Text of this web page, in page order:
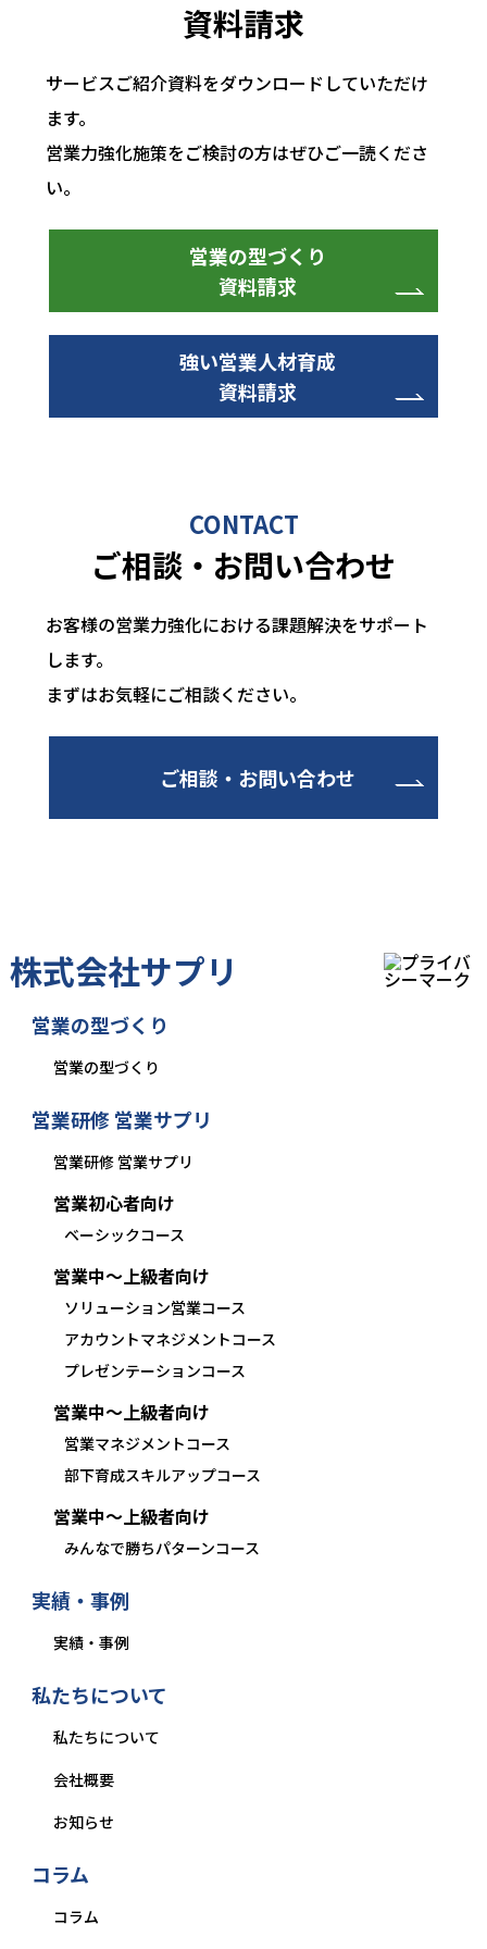
Cookieの使用を希望されない場合は、ご本人のブラ
拒否することができます。その場合、一部または全
部のサービスがご利用できなくなることがありま
す。
資料請求
サービスご紹介資料をダウンロードしていただけ
ます。
営業力強化施策をご検討の方はぜひご一読くださ
い。
営業の型づくり
資料請求
強い営業人材育成
資料請求
CONTACT
ご相談・お問い合わせ
お客様の営業力強化における課題解決をサポート
します。
まずはお気軽にご相談ください。
ご相談・お問い合わせ
株式会社サプリ
営業の型づくり
営業の型づくり
営業研修 営業サプリ
営業研修 営業サプリ
営業初心者向け
ベーシックコース
営業中〜上級者向け
ソリューション営業コース
アカウントマネジメントコース
プレゼンテーションコース
営業中〜上級者向け
営業マネジメントコース
部下育成スキルアップコース
営業中〜上級者向け
みんなで勝ちパターンコース
実績・事例
実績・事例
私たちについて
私たちについて
会社概要
お知らせ
コラム
コラム